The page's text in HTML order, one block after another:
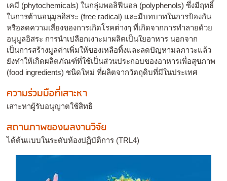
เคมี (phytochemicals) ในกลุ่มพอลิฟีนอล (polyphenols) ซึ่งมีฤทธิ์
ในการต้านอนุมูลอิสระ (free radical) และมีบทบาทในการป้องกัน
หรือลดความเสี่ยงของการเกิดโรคต่างๆ ที่เกิดจากการทำลายด้วย
อนุมูลอิสระ การนำเปลือกเงาะมาผลิตเป็นใยอาหาร นอกจาก
เป็นการสร้างมูลค่าเพิ่มให้ของเหลือทิ้งและลดปัญหามลภาวะแล้ว
ยังทำให้เกิดผลิตภัณฑ์ที่ใช้เป็นส่วนประกอบของอาหารเพื่อสุขภาพ
(food ingredients) ชนิดใหม่ ที่ผลิตจากวัตถุดิบที่มีในประเทศ
ความร่วมมือที่เสาะหา
เสาะหาผู้รับอนุญาตใช้สิทธิ
สถานภาพของผลงานวิจัย
ได้ต้นแบบในระดับห้องปฏิบัติการ (TRL4)